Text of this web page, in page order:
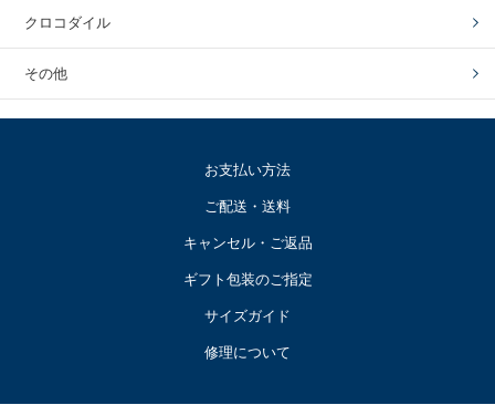
クロコダイル
その他
お支払い方法
ご配送・送料
キャンセル・ご返品
ギフト包装のご指定
サイズガイド
修理について